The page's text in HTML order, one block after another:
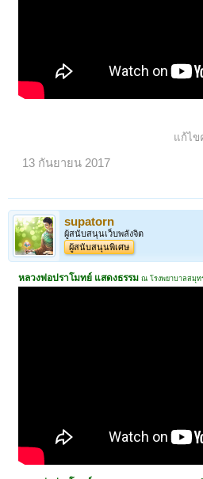
แก้ไข
13 กันยายน 2017
supatorn
ผู้สนับสนุนเว็บพลังจิต
ผู้สนับสนุนพิเศษ
หลวงพ่อปราโมทย์ แสดงธรรม ณ โรงพยาบาลสมุท